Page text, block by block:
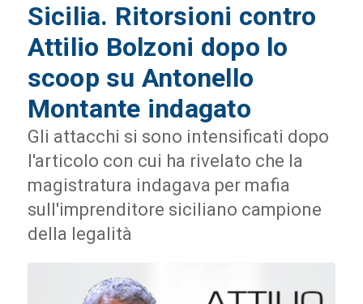
Sicilia. Ritorsioni contro
Attilio Bolzoni dopo lo
scoop su Antonello
Montante indagato
Gli attacchi si sono intensificati dopo
l'articolo con cui ha rivelato che la
magistratura indagava per mafia
sull'imprenditore siciliano campione
della legalità